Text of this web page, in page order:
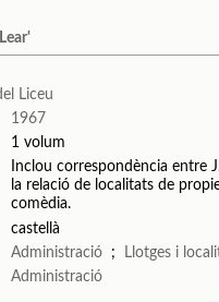
Liceu
1967
1 volum
Inclou correspondència entre
la relació de localitats de
comèdia.
castellà
Administració ; Llotges i
Administració